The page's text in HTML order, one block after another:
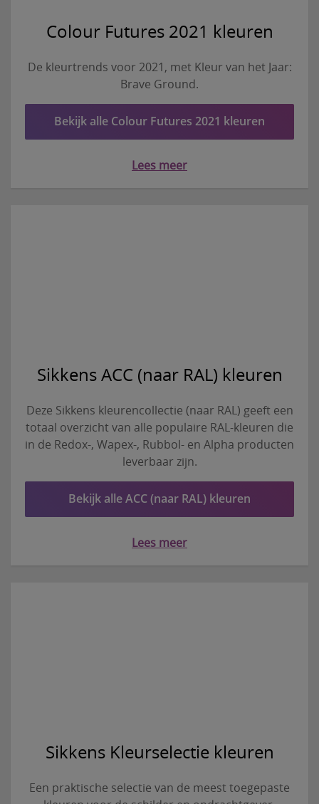
Colour Futures 2021 kleuren
De kleurtrends voor 2021, met Kleur van het Jaar:
Brave Ground.
Bekijk alle Colour Futures 2021 kleuren
Lees meer
Sikkens ACC (naar RAL) kleuren
Deze Sikkens kleurencollectie (naar RAL) geeft een
totaal overzicht van alle populaire RAL-kleuren die
in de Redox-, Wapex-, Rubbol- en Alpha producten
leverbaar zijn.
Bekijk alle ACC (naar RAL) kleuren
Lees meer
Sikkens Kleurselectie kleuren
Een praktische selectie van de meest toegepaste